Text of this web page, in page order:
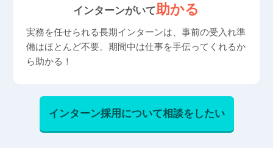
インターンがいて助かる
実務を任せられる長期インターンは、事前の受入れ準
備はほとんど不要。期間中は仕事を手伝ってくれるか
ら助かる！
インターン採用について相談をしたい